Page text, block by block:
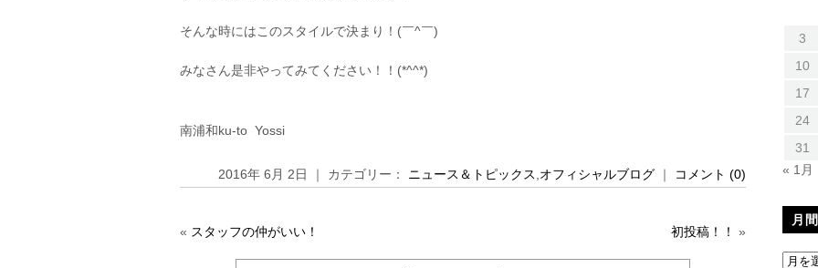
そんな時にはこのスタイルで決まり！(￣^￣)ゞ
みなさん是非やってみてください！！(*^^*)
南浦和ku-to Yossi
2016年 6月 2日 ｜ カテゴリー： ニュース＆トピックス オフィシャルブログ ｜ コメント (0)
« スタッフの仲がいい！ 初投稿！！ »
3
10
17
24
31
« 1月
月